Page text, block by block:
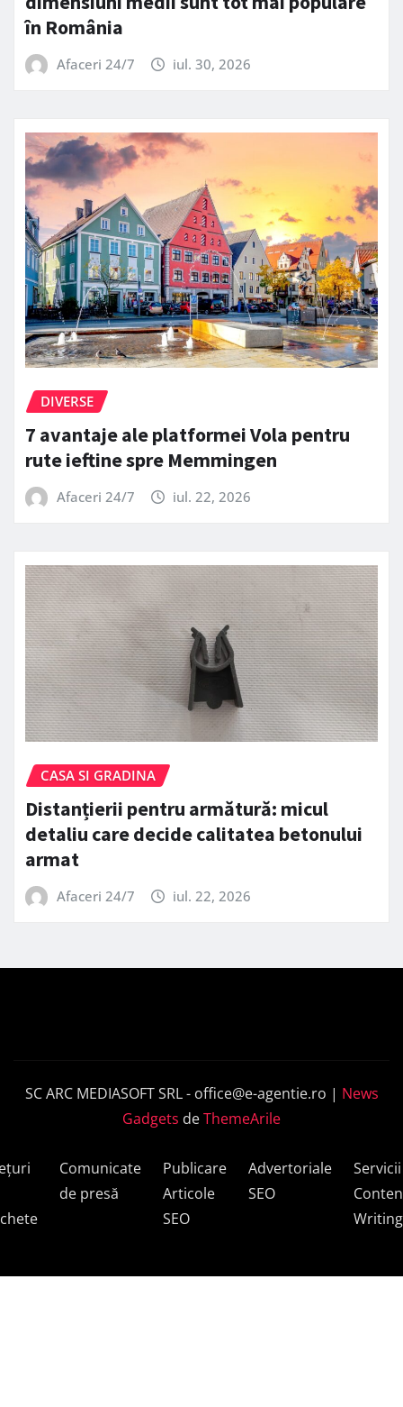
în România
Afaceri 24/7 iul. 30, 2026
DIVERSE
7 avantaje ale platformei Vola pentru
rute ieftine spre Memmingen
Afaceri 24/7 iul. 22, 2026
CASA SI GRADINA
Distanțierii pentru armătură: micul
detaliu care decide calitatea betonului
armat
Afaceri 24/7 iul. 22, 2026
SC ARC MEDIASOFT SRL - office@e-agentie.ro | News
Gadgets deThemeArile
Comunicate
de presă
Publicare
Articole
SEO
Advertoriale
SEO
Servicii
Writing